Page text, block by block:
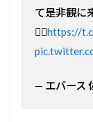
て是非観に
🙋‍♂️https://
— エバース